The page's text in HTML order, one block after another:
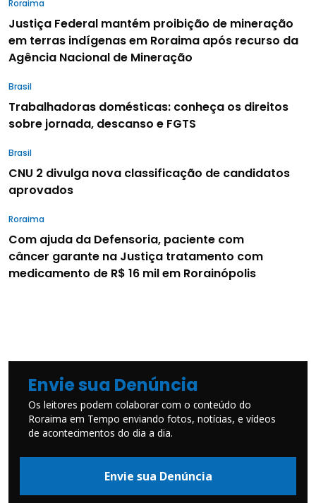
Roraima
Justiça Federal mantém proibição de mineração
em terras indígenas em Roraima após recurso da
Agência Nacional de Mineração
Brasil
Trabalhadoras domésticas: conheça os direitos
sobre jornada, descanso e FGTS
Brasil
CNU 2 divulga nova classificação de candidatos
aprovados
Roraima
Com ajuda da Defensoria, paciente com
câncer garante na Justiça tratamento com
medicamento de R$ 16 mil em Rorainópolis
Envie sua Denúncia
Os leitores podem colaborar com o conteúdo do
Roraima em Tempo enviando fotos, notícias, e vídeos
de acontecimentos do dia a dia.
Envie sua Denúncia